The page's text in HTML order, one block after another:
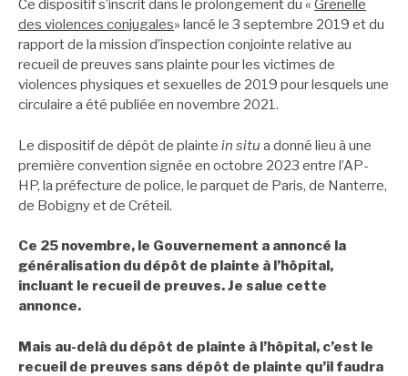
Ce dispositif s’inscrit dans le prolongement du « Grenelle
des violences conjugales» lancé le 3 septembre 2019 et du
rapport de la mission d’inspection conjointe relative au
recueil de preuves sans plainte pour les victimes de
violences physiques et sexuelles de 2019 pour lesquels une
circulaire a été publiée en novembre 2021.
Le dispositif de dépôt de plainte in situ a donné lieu à une
première convention signée en octobre 2023 entre l’AP-
HP, la préfecture de police, le parquet de Paris, de Nanterre,
de Bobigny et de Créteil.
Ce 25 novembre, le Gouvernement a annoncé la
généralisation du dépôt de plainte à l’hôpital,
incluant le recueil de preuves. Je salue cette
annonce.
Mais au-delà du dépôt de plainte à l’hôpital, c’est le
recueil de preuves sans dépôt de plainte qu’il faudra